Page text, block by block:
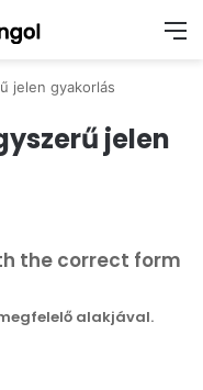
jelen gyakorlás
jelen
the correct form
alakjával.